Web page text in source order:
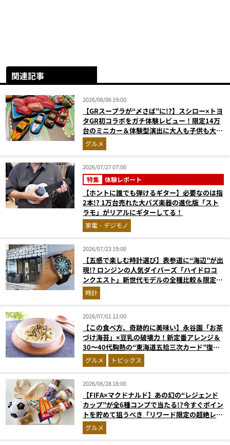
関連記事
2026/08/06 19:00
【GRスープラが“〆さば”に!?】スシロー×トヨ
タGR初コラボをガチ体験レビュー！限定14万
台のミニカー＆体験型演出に大人も子供も大興
奮間違いなし
グルメ
2026/07/27 07:00
特集 体験レポート
【ホントに誰でも弾けるギター】必要なのは指
2本!? 1万台売れた大バズ楽器の進化版「スト
ラモ」がリアルにギターしてる！
家電・デジモノ
2026/07/23 19:00
【五感で楽しむ時計選び】表参道に“海辺”が出
現!? ロンジンの人気ダイバーズ「ハイドロコ
ンクエスト」新世代モデルの全種比較＆限定品
が揃う激アツ空間へ！
時計
2026/07/01 12:00
【この食べ方、奇跡的に美味い】永谷園「お茶
づけ海苔」×豆乳の破壊力！新定番アレンジ＆
30〜40代胸熱の“東海道五拾三次カード”復活
劇を開発者に直撃
グルメ トピックス
2026/06/28 18:00
【FIFA×マクドナルド】あの幻の“レジェンド
カップ”が全6種コンプで当たる!?今すぐポイン
トを貯めて狙うべき「リワード限定の超絶レア
グッズ」4選
グルメ